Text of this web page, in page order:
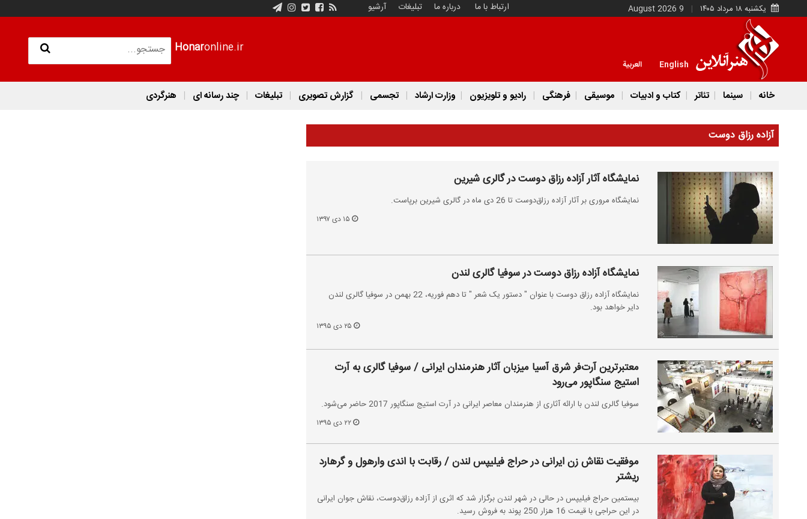
یکشنبه ۱۸ مرداد ۱۴۰۵ 9 August 2026 ارتباط با ما درباره ما تبلیغات آرشیو
Honaronline.ir
English العربية
خانه سینما تئاتر کتاب و ادبیات موسیقی فرهنگی رادیو و تلویزیون وزارت ارشاد تجسمی گزارش تصویری تبلیغات چند رسانه ای هنرگردی
آزاده رزاق دوست
نمایشگاه آثار آزاده رزاق‌ دوست در گالری شیرین
نمایشگاه مروری بر آثار آزاده رزاق‌دوست تا 26 دی ماه در گالری شیرین برپاست.
نمایشگاه آزاده رزاق دوست در سوفیا گالری لندن
نمایشگاه آزاده رزاق دوست با عنوان " دستور یک شعر " تا دهم فوریه، 22 بهمن در سوفیا گالری لندن
دایر خواهد بود.
معتبرترین آرت‌فر شرق آسیا میزبان آثار هنرمندان ایرانی / سوفیا گالری به آرت
استیج سنگاپور می‌رود
سوفیا گالری لندن با ارائه آثاری از هنرمندان معاصر ایرانی در آرت استیج سنگاپور 2017 حاضر می‌شود.
۲۲ دی ۱۳۹۵
موفقیت نقاش زن ایرانی در حراج فیلیپس لندن / رقابت با اندی وارهول و گرهارد
ریشتر
بیستمین حراج فیلیپس در حالی در شهر لندن برگزار شد که اثری از آزاده رزاق‌دوست، نقاش جوان ایرانی
در این حراجی با قیمت 16 هزار 250 پوند به فروش رسید.